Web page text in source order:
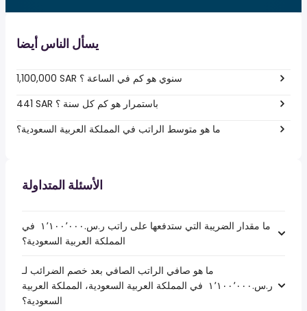
يسأل الناس أيضا
1,100,000 SAR سنوي هو كم في الساعة ؟
441 SAR باستمرار هو كم كل سنة ؟
ما هو متوسط الراتب في المملكة العربية السعودية؟
الأسئلة المتداولة
ما مقدار الضريبة التي ستدفعها على راتب ر.س.‏١٬١٠٠٬٠٠٠ ‏ في
المملكة العربية السعودية؟
ما هو صافي الراتب الصافي بعد خصم الضرائب لـ
ر.س.‏١٬١٠٠٬٠٠٠ ‏ في المملكة العربية السعودية، المملكة العربية
السعودية؟